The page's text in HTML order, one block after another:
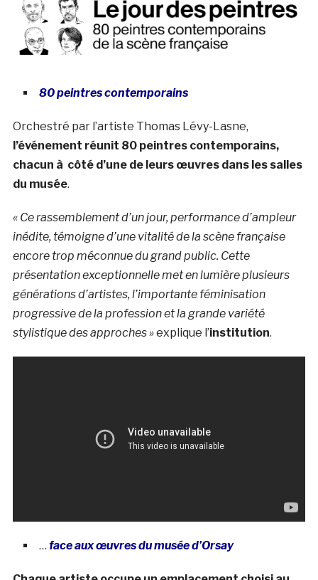
80 peintres contemporains
Orchestré par l’artiste Thomas Lévy-Lasne,
l’événement réunit 80 peintres contemporains,
chacun à côté d’une de leurs œuvres dans les salles
du musée.
« Ce rassemblement d’un jour, performance d’ampleur
inédite, témoigne d’une vitalité de la scène française
encore trop méconnue du grand public. Cette
présentation exceptionnelle met en lumière plusieurs
générations d’artistes, l’importante féminisation
progressive de la profession et la grande variété
stylistique des approches »explique l’institution.
… face aux œuvres du musée d’Orsay